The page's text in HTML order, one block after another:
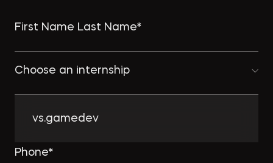
Choose an internship
vs.gamedev